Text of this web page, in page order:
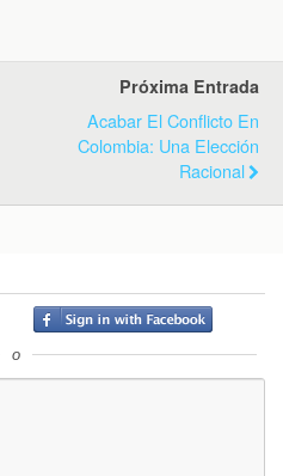
Próxima Entrada
Acabar El Conflicto En
Colombia: Una Elección
Racional
o